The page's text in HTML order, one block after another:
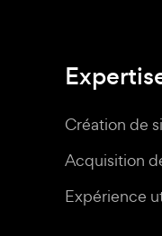
Création de
Acquisition
Expérience